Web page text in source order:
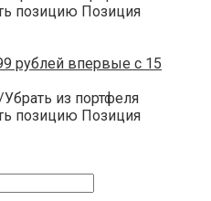
позицию Позиция
рублей впервые с 15
из портфеля
позицию Позиция